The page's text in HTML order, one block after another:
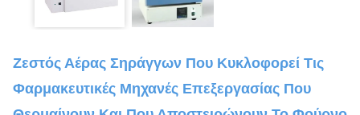
Ζεστός Αέρας Σηράγγων Που Κυκλοφορεί Τις
Φαρμακευτικές Μηχανές Επεξεργασίας Που